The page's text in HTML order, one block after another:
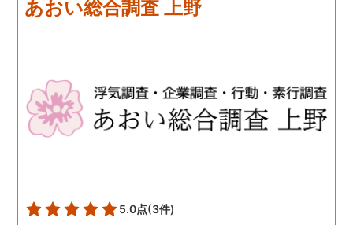
歩みますね(笑)
あおい総合調査 上野
5.0点(3件)